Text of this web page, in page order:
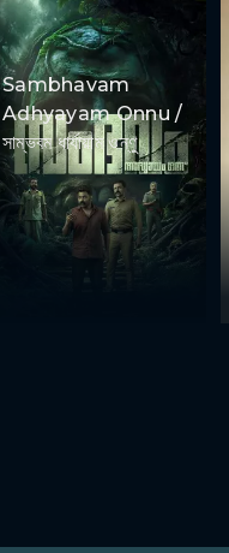
Sambhavam
Adhyayam Onnu /
সাম্ভবম ধার্যায়াম ওন্ণু